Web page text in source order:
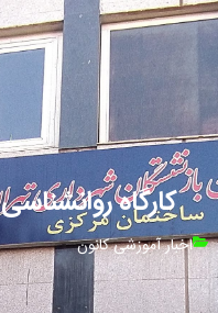
کارگاه روانشناسی
اخبار آموزشی کانون